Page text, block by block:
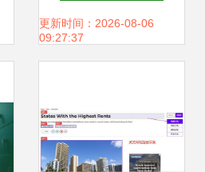
人工智能应用的深
业青睐
更新时间：2026-08-06
09:27:37